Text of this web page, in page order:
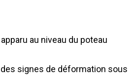
au niveau du poteau
signes de déformation sous